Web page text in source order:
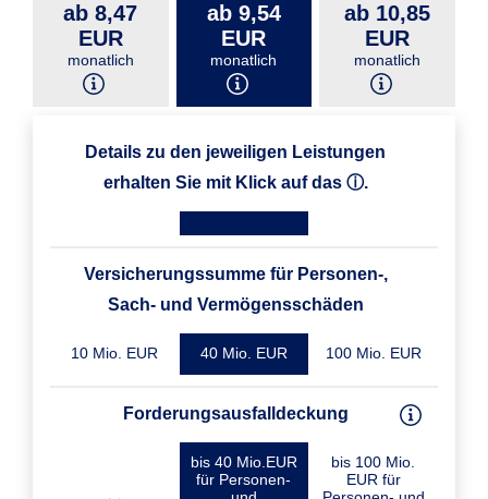
ab 8,47
EUR
monatlich
ab 9,54
EUR
monatlich
ab 10,85
EUR
monatlich
Details zu den jeweiligen Leistungen
erhalten Sie mit Klick auf das ⓘ.
Versicherungssumme für Personen-,
Sach- und Vermögensschäden
10 Mio. EUR 40 Mio. EUR 100 Mio. EUR
Forderungsausfalldeckung
bis 40 Mio.EUR
für Personen-
bis 100 Mio.
EUR für